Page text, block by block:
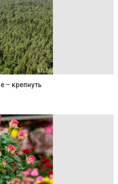
– крепнуть